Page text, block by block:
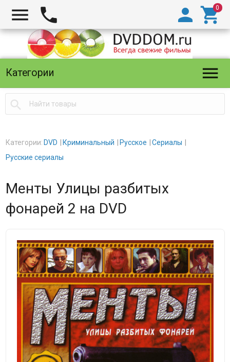
  

Категории 

Категории: DVD Криминальный Русское
Сериалы
Русские сериалы
Менты Улицы разбитых
фонарей 2 на DVD